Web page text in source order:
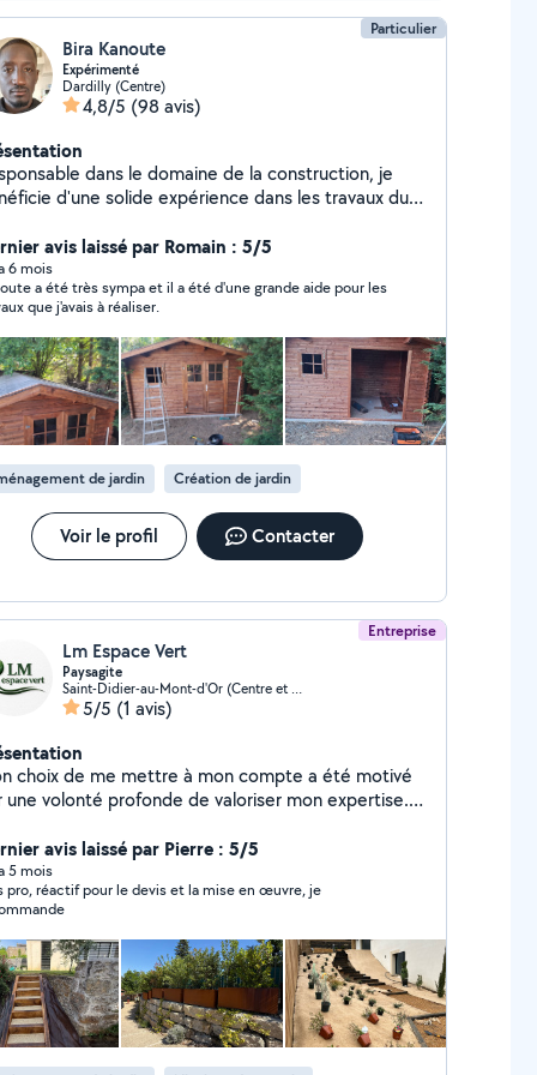
Particulier
Bira Kanoute
Expérimenté
Dardilly (Centre)
4,8/5 (98 avis)
dans le domaine de la construction, je
d'une solide expérience dans les travaux du
tension (hors coffret d'arrivée),montage de
bannes, ainsi qu'en
de chantiers de gros œuvre et en suivi de
la pose de plafonniers
luminaires, suspensions), des opérations de
ainsi que le montage de meubles.
rigoureux et organisé, je mets un point
à fournir un travail soigné et de qualité.
mes clients tout au long de leurs projets
apportant des conseils professionnels adaptés
besoins.
avis laissé par Romain : 5/5
6 mois
a été très sympa et il a été d'une grande aide pour les
que j'avais à réaliser.
de jardin Création de jardin
Voir le profil Contacter
Entreprise
Lm Espace Vert
Paysagite
Saint-Didier-au-Mont-d'Or (Centre et Sud Est)
5/5 (1 avis)
choix de me mettre à mon compte a été motivé
une volonté profonde de valoriser mon expertise.
projet avec une approche méticuleuse,
les règles de l'art. Mon parcours, marqué
une fière troisième place lors d'un concours de
des végétaux en 2017 témoigne de ma
indéfectible pour le domaine du paysage. Avec
aigu du timing, j'ai su mener à bien chaque
mettant en avant mon engagement envers
et la satisfaction de ma clientèle. Mon
se veut être une fusion entre compétence
et créativité, insufflant ainsi une nouvelle vie
avis laissé par Pierre : 5/5
5 mois
pro, réactif pour le devis et la mise en œuvre, je